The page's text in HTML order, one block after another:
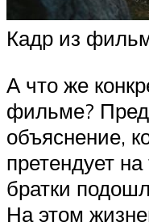
Кадр из
А что же
фильме?
объяснение,
претендует
братки
На этом